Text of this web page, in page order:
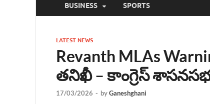
BUSINESS SPORTS
LATEST NEWS
Revanth MLAs
తనిఖీ – కాంగ్రెస్
17/03/2026 - byGaneshghani